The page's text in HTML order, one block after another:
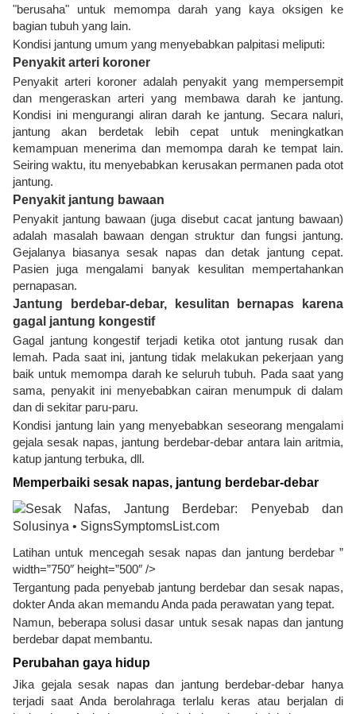
"berusaha" untuk memompa darah yang kaya oksigen ke
bagian tubuh yang lain.
Kondisi jantung umum yang menyebabkan palpitasi meliputi:
Penyakit arteri koroner
Penyakit arteri koroner adalah penyakit yang mempersempit
dan mengeraskan arteri yang membawa darah ke jantung.
Kondisi ini mengurangi aliran darah ke jantung. Secara naluri,
jantung akan berdetak lebih cepat untuk meningkatkan
kemampuan menerima dan memompa darah ke tempat lain.
Seiring waktu, itu menyebabkan kerusakan permanen pada otot
jantung.
Penyakit jantung bawaan
Penyakit jantung bawaan (juga disebut cacat jantung bawaan)
adalah masalah bawaan dengan struktur dan fungsi jantung.
Gejalanya biasanya sesak napas dan detak jantung cepat.
Pasien juga mengalami banyak kesulitan mempertahankan
pernapasan.
Jantung berdebar-debar, kesulitan bernapas karena
gagal jantung kongestif
Gagal jantung kongestif terjadi ketika otot jantung rusak dan
lemah. Pada saat ini, jantung tidak melakukan pekerjaan yang
baik untuk memompa darah ke seluruh tubuh. Pada saat yang
sama, penyakit ini menyebabkan cairan menumpuk di dalam
dan di sekitar paru-paru.
Kondisi jantung lain yang menyebabkan seseorang mengalami
gejala sesak napas, jantung berdebar-debar antara lain aritmia,
katup jantung terbuka, dll.
Memperbaiki sesak napas, jantung berdebar-debar
Latihan untuk mencegah sesak napas dan jantung berdebar ”
width=”750″ height=”500″ />
Tergantung pada penyebab jantung berdebar dan sesak napas,
dokter Anda akan memandu Anda pada perawatan yang tepat.
Namun, beberapa solusi dasar untuk sesak napas dan jantung
berdebar dapat membantu.
Perubahan gaya hidup
Jika gejala sesak napas dan jantung berdebar-debar hanya
terjadi saat Anda berolahraga terlalu keras atau berjalan di